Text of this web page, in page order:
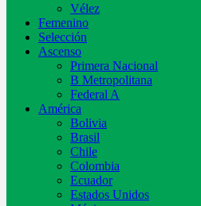
Vélez
Femenino
Selección
Ascenso
Primera Nacional
B Metropolitana
Federal A
América
Bolivia
Brasil
Chile
Colombia
Ecuador
Estados Unidos